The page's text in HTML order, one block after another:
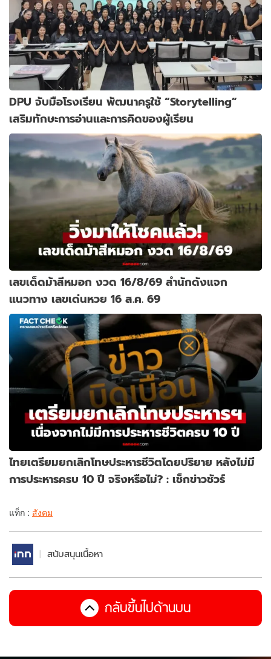
DPU จับมือโรงเรียน พัฒนาครูใช้ “Storytelling”
เสริมทักษะการอ่านและการคิดของผู้เรียน
เลขเด็ดม้าสีหมอก งวด 16/8/69 สำนักดังแจก
แนวทาง เลขเด่นหวย 16 ส.ค. 69
ไทยเตรียมยกเลิกโทษประหารชีวิตโดยปริยาย หลังไม่มี
การประหารครบ 10 ปี จริงหรือไม่? : เช็กข่าวชัวร์
แท็ก : สังคม
สนับสนุนเนื้อหา
กลับขึ้นไปด้านบน